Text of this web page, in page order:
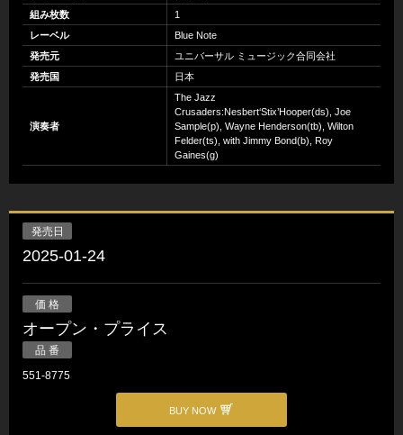
組み枚数
1
レーベル
Blue Note
発売元
ユニバーサル ミュージック合同会社
発売国
日本
演奏者
The Jazz
Crusaders:Nesbert‘Stix’Hooper(ds), Joe
Sample(p), Wayne Henderson(tb), Wilton
Felder(ts), with Jimmy Bond(b), Roy
Gaines(g)
発売日
2025-01-24
価 格
オープン・プライス
品 番
551-8775
BUY NOW